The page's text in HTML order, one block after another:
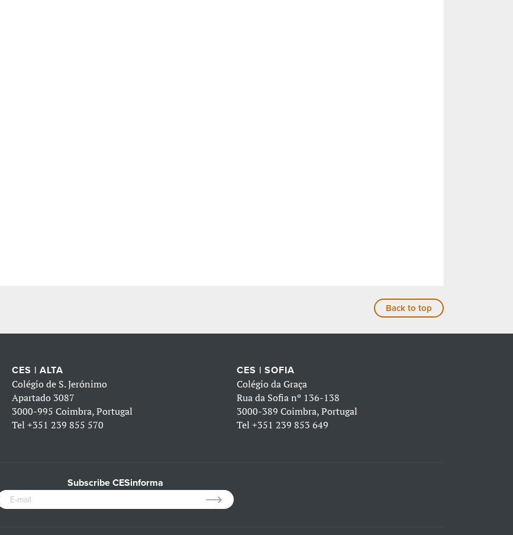
Back to top
CES | ALTA
Colégio de S. Jerónimo
Apartado 3087
3000-995 Coimbra, Portugal
Tel+351 239 855 570
CES | SOFIA
Colégio da Graça
Rua da Sofia nº 136-138
3000-389 Coimbra, Portugal
Tel +351 239 853 649
Subscribe CESinforma